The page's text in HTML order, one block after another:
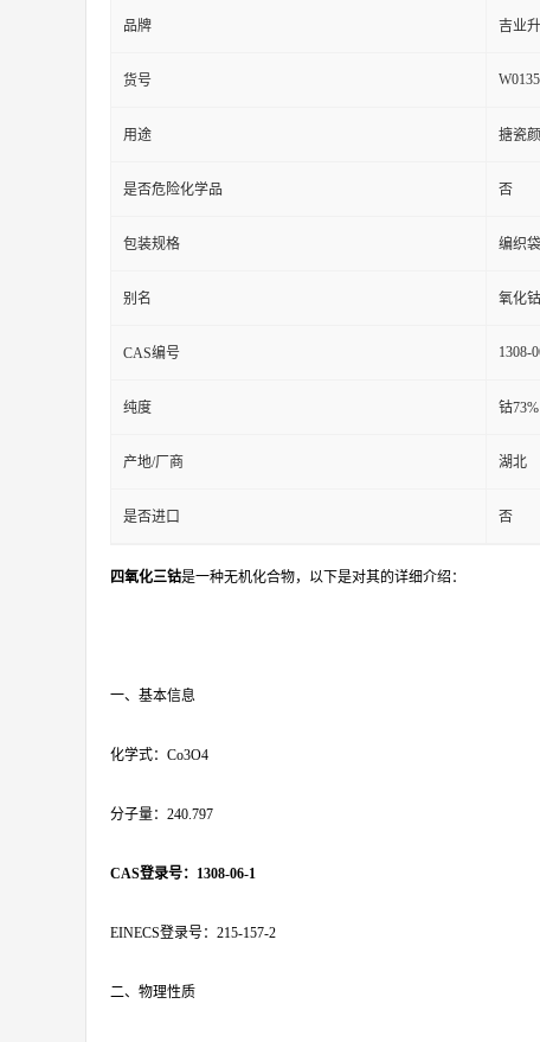
品牌 吉业升
货号
用途 搪瓷
是否危险化学品 否
包装规格 编织袋
别名 氧化钴
CAS编号 1308-
纯度 钴73%
产地/厂商 湖北
是否进口 否
四氧化三钴是一种无机化合物，以下是对其的详细介绍：
一、基本信息
化学式：Co3O4
分子量：240.797
CAS登录号：1308-06-1
EINECS登录号：215-157-2
二、物理性质